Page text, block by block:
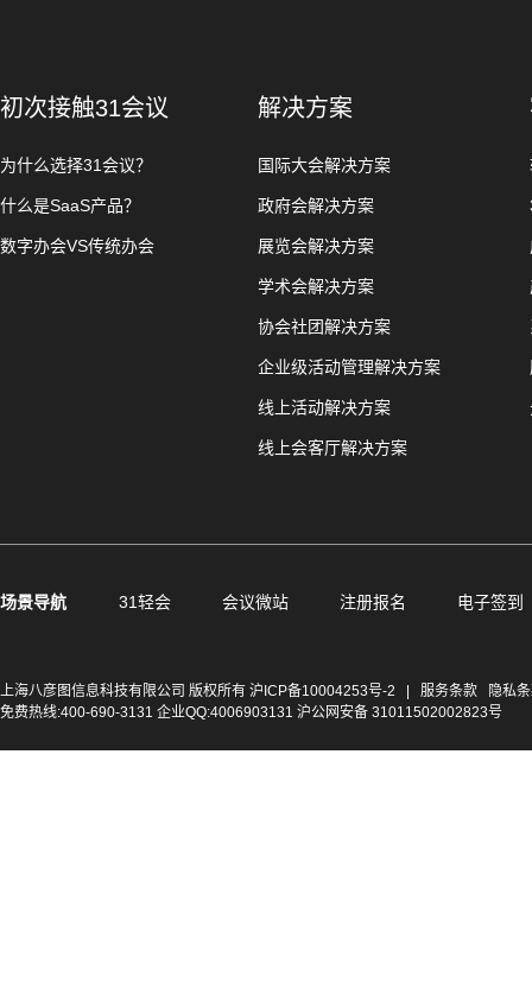
初次接触31会议
为什么选择31会议？
什么是SaaS产品？
数字办会VS传统办会
解决方案
国际大会解决方案
政府会解决方案
展览会解决方案
学术会解决方案
协会社团解决方案
企业级活动管理解决方案
线上活动解决方案
线上会客厅解决方案
场景导航 31轻会 会议微站 注册报名 电子签到
上海八彦图信息科技有限公司 版权所有 沪ICP备10004253号-2 服务条款
隐私
免费热线:400-690-3131 企业QQ:4006903131 沪公网安备 31011502002823号